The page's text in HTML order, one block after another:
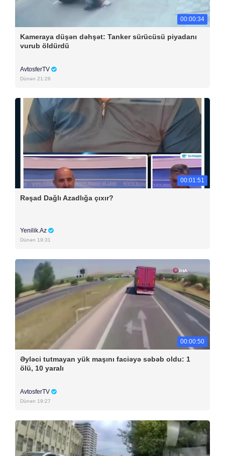
00:00:34
Kameraya düşən dəhşət: Tanker sürücüsü piyadanı
vurub öldürdü
AvtosferTV
Dünən 21:26
00:01:51
Rəşad Dağlı Azadlığa çıxır?
Yenilik.Az
Dünən 19:31
00:00:50
Əyləci tutmayan yük maşını faciəyə səbəb oldu: 1
ölü, 10 yaralı
AvtosferTV
Dünən 19:27